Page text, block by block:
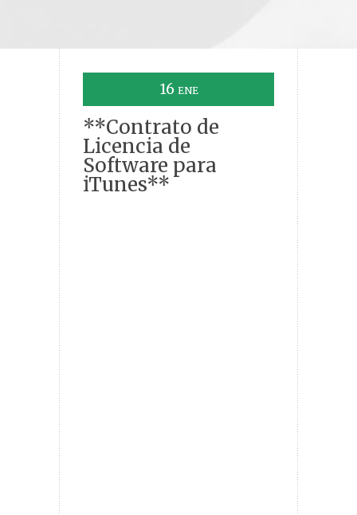
16 ENE
**Contrato de
Licencia de
Software para
iTunes**